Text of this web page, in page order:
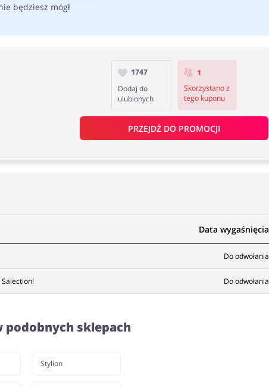
1747
Dodaj do
ulubionych
1
Skorzystano z
tego kuponu
PRZEJDŹ DO PROMOCJI
będziesz mógł
Data wygaśnięcia
Do odwołania
Do odwołania
podobnych sklepach
Stylion